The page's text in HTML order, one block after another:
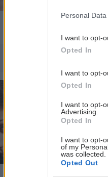
Personal
I want to opt-
Opted In
I want to opt-
Opted In
I want to opt-
Advertising.
Opted In
I want to opt-
of my
was collected.
Opted Out
Η